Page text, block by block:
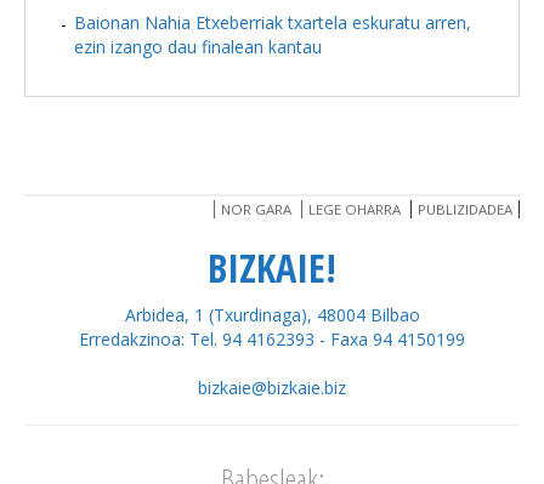
Baionan Nahia Etxeberriak txartela eskuratu arren,
ezin izango dau finalean kantau
NOR GARA LEGE OHARRA PUBLIZIDADEA
BIZKAIE!
Arbidea, 1 (Txurdinaga), 48004 Bilbao
Erredakzinoa: Tel. 94 4162393 - Faxa 94 4150199
bizkaie@bizkaie.biz